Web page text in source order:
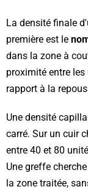
La densité finale
première est le
dans la zone à
proximité entre
rapport à la
Une densité
carré. Sur un cuir
entre 40 et 80
Une greffe
la zone traitée,